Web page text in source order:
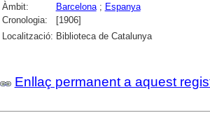
Àmbit:
Barcelona; Espanya
Cronologia:
[1906]
Localització: Biblioteca de Catalunya
Enllaç permanent a aquest